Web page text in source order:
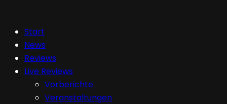
Start
News
Reviews
Live Reviews
Vorberichte
Veranstaltungen